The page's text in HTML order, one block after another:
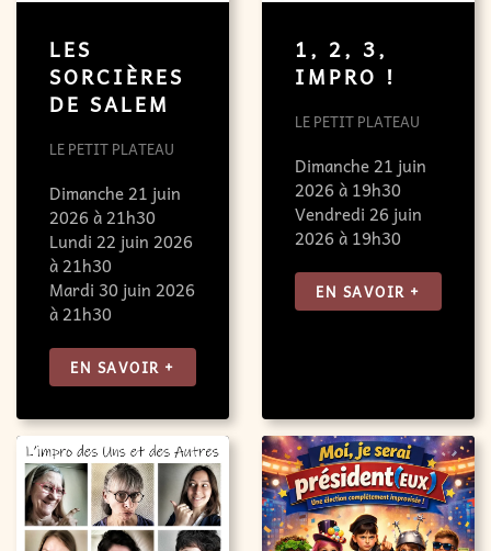
LES
SORCIÈRES
DE SALEM
LE PETIT PLATEAU
Dimanche 21 juin
2026 à 21h30
Lundi 22 juin 2026
à 21h30
Mardi 30 juin 2026
à 21h30
EN SAVOIR +
1, 2, 3,
IMPRO !
LE PETIT PLATEAU
Dimanche 21 juin
2026 à 19h30
Vendredi 26 juin
2026 à 19h30
EN SAVOIR +